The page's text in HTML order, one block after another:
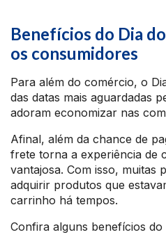
Benefícios do Dia
os consumidores
Para além do comércio, o
das datas mais aguardadas
adoram economizar nas
Afinal, além da chance de
frete torna a experiência de
vantajosa. Com isso, muitas
adquirir produtos que
carrinho há tempos.
Confira alguns benefícios do